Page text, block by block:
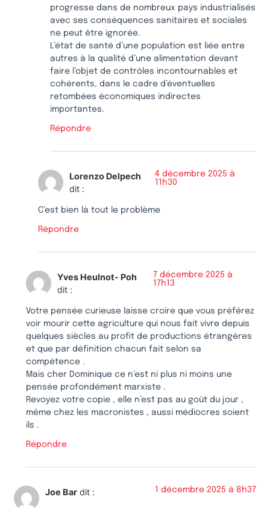
progresse dans de nombreux pays industrialisés
avec ses conséquences sanitaires et sociales
ne peut être ignorée.
L’état de santé d’une population est liée entre
autres à la qualité d’une alimentation devant
faire l’objet de contrôles incontournables et
cohérents, dans le cadre d’éventuelles
retombées économiques indirectes
importantes.
Répondre
Lorenzo Delpech
dit :
4 décembre 2025 à
11h30
C’est bien là tout le problème
Répondre
Yves Heulnot- Poh
dit :
7 décembre 2025 à
17h13
Votre pensée curieuse laisse croire que vous préférez
voir mourir cette agriculture qui nous fait vivre depuis
quelques siècles au profit de productions étrangères
et que par définition chacun fait selon sa
compétence .
Mais cher Dominique ce n’est ni plus ni moins une
pensée profondément marxiste .
Revoyez votre copie , elle n’est pas au goût du jour ,
même chez les macronistes , aussi médiocres soient
ils .
Répondre
Joe Bar dit : 1 décembre 2025 à 8h37